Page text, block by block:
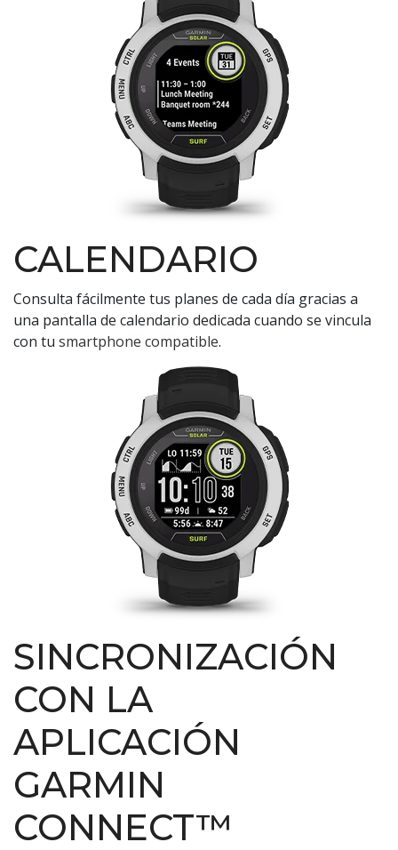
CALENDARIO
Consulta fácilmente tus planes de cada día gracias a
una pantalla de calendario dedicada cuando se vincula
con tu smartphone compatible.
SINCRONIZACIÓN
CON LA
APLICACIÓN
GARMIN
CONNECT™